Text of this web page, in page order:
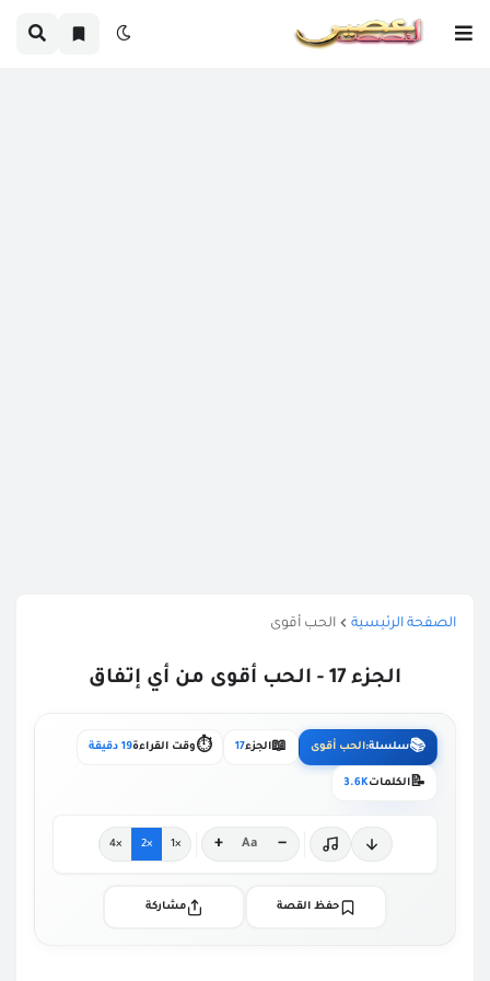
الصفحة الرئيسية الحب أقوى
الجزء 17 - الحب أقوى من أي إتفاق
📚سلسلة:الحب أقوى 📖الجزء17
⏱️وقت القراءة19 دقيقة
📝الكلمات3.6K
−
Aa
+
×1
×2
×4
حفظ القصة مشاركة